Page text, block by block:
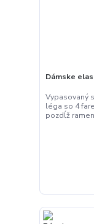
Dámske
Vypasovaný
léga so 4
pozdĺž